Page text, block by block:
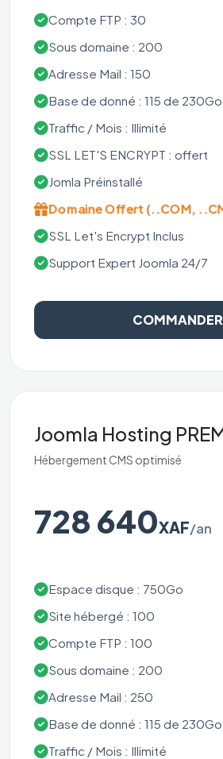
Compte FTP : 30
Sous domaine : 200
Adresse Mail : 150
Base de donné : 115 de 230Go
Traffic / Mois : Illimité
SSL LET'S ENCRYPT : offert
Jomla Préinstallé
Domaine Offert (..COM,
SSL Let's Encrypt Inclus
Support Expert Joomla 24/7
COMMANDER
Joomla Hosting
Hébergement CMS optimisé
728 640XAF/an
Espace disque : 750Go
Site hébergé : 100
Compte FTP : 100
Sous domaine : 200
Adresse Mail : 250
Base de donné : 115 de 230Go
Traffic / Mois : Illimité